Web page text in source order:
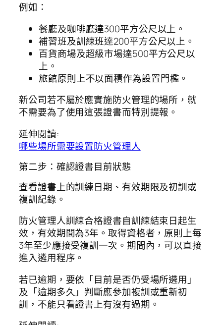
例如：
餐廳及咖啡廳達300平方公尺以上。
補習班及訓練班達200平方公尺以上。
百貨商場及超級市場達500平方公尺以
上。
旅館原則上不以面積作為設置門檻。
新公司若不屬於應實施防火管理的場所，就
不需要為了使用這張證書而特別提報。
延伸閱讀:
哪些場所需要設置防火管理人
第二步：確認證書目前狀態
查看證書上的訓練日期、有效期限及初訓或
複訓紀錄。
防火管理人訓練合格證書自訓練結束日起生
效，有效期間為3年。取得資格者，原則上每
3年至少應接受複訓一次。期間內，可以直接
進入遴用程序。
若已逾期，要依「目前是否仍受場所遴用」
及「逾期多久」判斷應參加複訓或重新初
訓，不能只看證書上有沒有過期。